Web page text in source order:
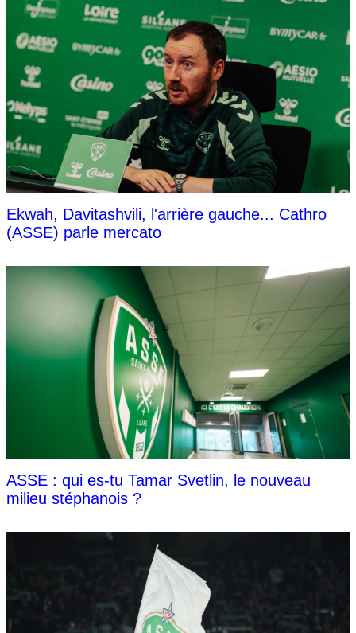
Ekwah, Davitashvili, l'arrière gauche... Cathro
(ASSE) parle mercato
ASSE : qui es-tu Tamar Svetlin, le nouveau
milieu stéphanois ?